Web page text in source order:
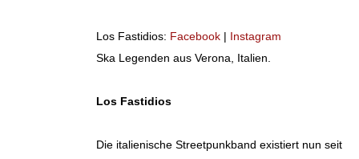
Los Fastidios: Facebook | Instagram
Ska Legenden aus Verona, Italien.
Los Fastidios
Die italienische Streetpunkband existiert nun seit